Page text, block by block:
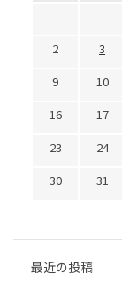
2
3
9
10
16
17
23
24
30
31
最近の投稿